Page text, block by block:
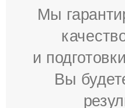
Мы
и
Вы